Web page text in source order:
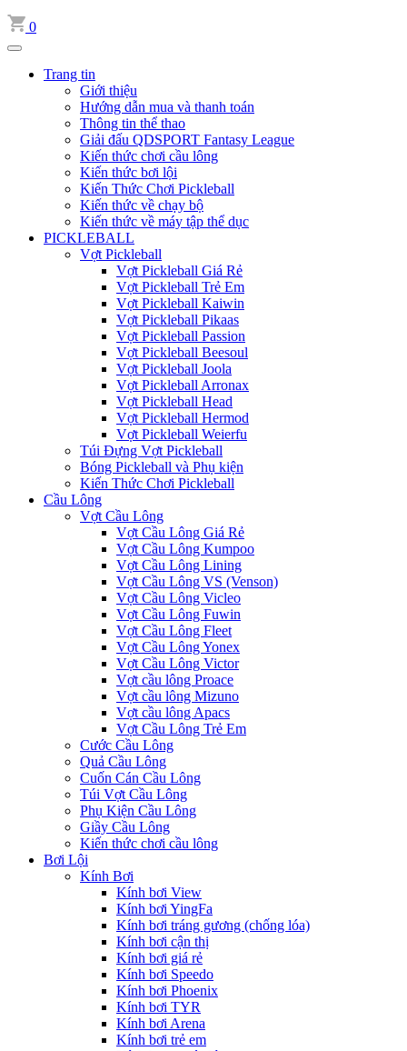
0
Trang tin
Giới thiệu
Hướng dẫn mua và thanh toán
Thông tin thể thao
Giải đấu QDSPORT Fantasy League
Kiến thức chơi cầu lông
Kiến thức bơi lội
Kiến Thức Chơi Pickleball
Kiến thức về chạy bộ
Kiến thức về máy tập thể dục
PICKLEBALL
Vợt Pickleball
Vợt Pickleball Giá Rẻ
Vợt Pickleball Trẻ Em
Vợt Pickleball Kaiwin
Vợt Pickleball Pikaas
Vợt Pickleball Passion
Vợt Pickleball Beesoul
Vợt Pickleball Joola
Vợt Pickleball Arronax
Vợt Pickleball Head
Vợt Pickleball Hermod
Vợt Pickleball Weierfu
Túi Đựng Vợt Pickleball
Bóng Pickleball và Phụ kiện
Kiến Thức Chơi Pickleball
Cầu Lông
Vợt Cầu Lông
Vợt Cầu Lông Giá Rẻ
Vợt Cầu Lông Kumpoo
Vợt Cầu Lông Lining
Vợt Cầu Lông VS (Venson)
Vợt Cầu Lông Vicleo
Vợt Cầu Lông Fuwin
Vợt Cầu Lông Fleet
Vợt Cầu Lông Yonex
Vợt Cầu Lông Victor
Vợt cầu lông Proace
Vợt cầu lông Mizuno
Vợt cầu lông Apacs
Vợt Cầu Lông Trẻ Em
Cước Cầu Lông
Quả Cầu Lông
Cuốn Cán Cầu Lông
Túi Vợt Cầu Lông
Phụ Kiện Cầu Lông
Giầy Cầu Lông
Kiến thức chơi cầu lông
Bơi Lội
Kính Bơi
Kính bơi View
Kính bơi YingFa
Kính bơi tráng gương (chống lóa)
Kính bơi cận thị
Kính bơi giá rẻ
Kính bơi Speedo
Kính bơi Phoenix
Kính bơi TYR
Kính bơi Arena
Kính bơi trẻ em